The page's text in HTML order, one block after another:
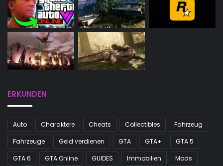
ERKUNDEN
Auto Charaktere Cheats Collectibles
Fahrzeug
Fahrzeuge
Geld verdienen GTA GTA+
GTA 5
GTA 6
GTA Online GUIDES Immobilien
Mods